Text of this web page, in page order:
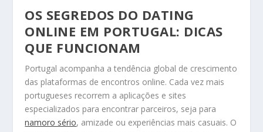
OS SEGREDOS DO DATING
ONLINE EM PORTUGAL: DICAS
QUE FUNCIONAM
Portugal acompanha a tendência global de crescimento
das plataformas de encontros online. Cada vez mais
portugueses recorrem a aplicações e sites
especializados para encontrar parceiros, seja para
namoro sério, amizade ou experiências mais casuais. O